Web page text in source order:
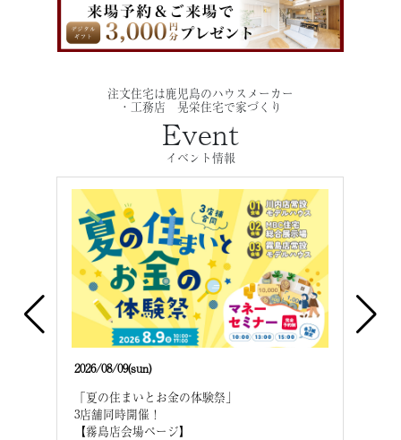
注文住宅は鹿児島のハウスメーカー
・工務店 晃栄住宅で家づくり
Event
イベント情報
2026/08/09(sun)
「夏の住まいとお金の体験祭」
3店舗同時開催！
【霧島店会場ページ】